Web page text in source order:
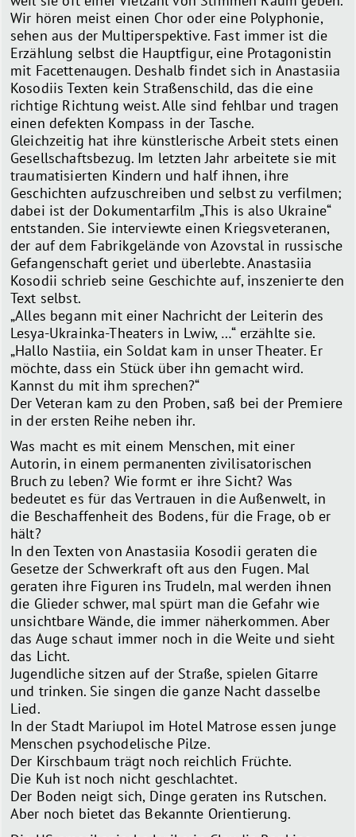
Wir hören meist einen Chor oder eine Polyphonie,
sehen aus der Multiperspektive. Fast immer ist die
Erzählung selbst die Hauptfigur, eine Protagonistin
mit Facettenaugen. Deshalb findet sich in Anastasiia
Kosodiis Texten kein Straßenschild, das die eine
richtige Richtung weist. Alle sind fehlbar und tragen
einen defekten Kompass in der Tasche.
Gleichzeitig hat ihre künstlerische Arbeit stets einen
Gesellschaftsbezug. Im letzten Jahr arbeitete sie mit
traumatisierten Kindern und half ihnen, ihre
Geschichten aufzuschreiben und selbst zu verfilmen;
dabei ist der Dokumentarfilm „This is also Ukraine“
entstanden. Sie interviewte einen Kriegsveteranen,
der auf dem Fabrikgelände von Azovstal in russische
Gefangenschaft geriet und überlebte. Anastasiia
Kosodii schrieb seine Geschichte auf, inszenierte den
Text selbst.
„Alles begann mit einer Nachricht der Leiterin des
Lesya-Ukrainka-Theaters in Lwiw, …“ erzählte sie.
„Hallo Nastiia, ein Soldat kam in unser Theater. Er
möchte, dass ein Stück über ihn gemacht wird.
Kannst du mit ihm sprechen?“
Der Veteran kam zu den Proben, saß bei der Premiere
in der ersten Reihe neben ihr.
Was macht es mit einem Menschen, mit einer
Autorin, in einem permanenten zivilisatorischen
Bruch zu leben? Wie formt er ihre Sicht? Was
bedeutet es für das Vertrauen in die Außenwelt, in
die Beschaffenheit des Bodens, für die Frage, ob er
hält?
In den Texten von Anastasiia Kosodii geraten die
Gesetze der Schwerkraft oft aus den Fugen. Mal
geraten ihre Figuren ins Trudeln, mal werden ihnen
die Glieder schwer, mal spürt man die Gefahr wie
unsichtbare Wände, die immer näherkommen. Aber
das Auge schaut immer noch in die Weite und sieht
das Licht.
Jugendliche sitzen auf der Straße, spielen Gitarre
und trinken. Sie singen die ganze Nacht dasselbe
Lied.
In der Stadt Mariupol im Hotel Matrose essen junge
Menschen psychodelische Pilze.
Der Kirschbaum trägt noch reichlich Früchte.
Die Kuh ist noch nicht geschlachtet.
Der Boden neigt sich, Dinge geraten ins Rutschen.
Aber noch bietet das Bekannte Orientierung.